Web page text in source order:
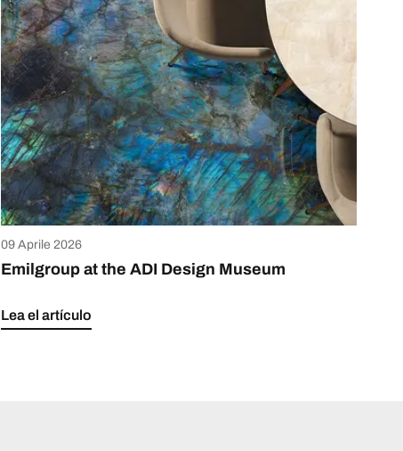
09 Aprile 2026
Emilgroup at the ADI Design Museum
Lea el artículo